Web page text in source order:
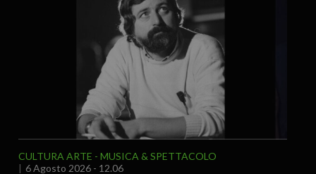
CULTURA ARTE
MUSICA & SPETTACOLO
6 Agosto 2026 - 12.06